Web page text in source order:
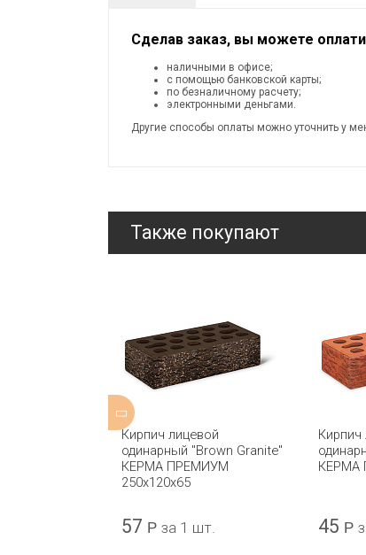
Сделав заказ, вы можете
наличными в офисе;
с помощью банковской карты;
по безналичному расчету;
электронными деньгами.
Другие способы оплаты можно уточнить у
Также покупают
Кирпич лицевой
одинарный "Brown Granite"
КЕРМА ПРЕМИУМ
250х120х65
57 Р за 1 шт.
Кирпич
КЕРМА
45 Р